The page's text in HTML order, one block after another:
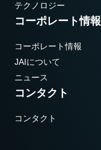
テクノロジー
コーポレート情報
コーポレート情報
JAIについて
ニュース
コンタクト
コンタクト